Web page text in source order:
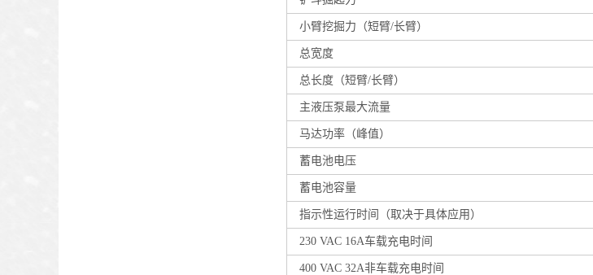
小臂挖掘力（短臂/长臂）
总宽度
总长度（短臂/长臂）
主液压泵最大流量
马达功率（峰值）
蓄电池电压
蓄电池容量
指示性运行时间（取决于具体应用）
230 VAC 16A车载充电时间
400 VAC 32A非车载充电时间